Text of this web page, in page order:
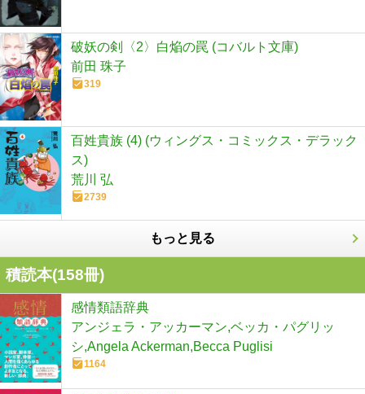
破妖の剣〈2〉白焔の罠 (コバルト文庫)
前田 珠子
319
百姓貴族 (4) (ウィングス・コミックス・デラック
ス)
荒川 弘
2739
もっと見る
積読本(158冊)
感情類語辞典
アンジェラ・アッカーマン,ベッカ・パグリッ
シ,Angela Ackerman,Becca Puglisi
1164